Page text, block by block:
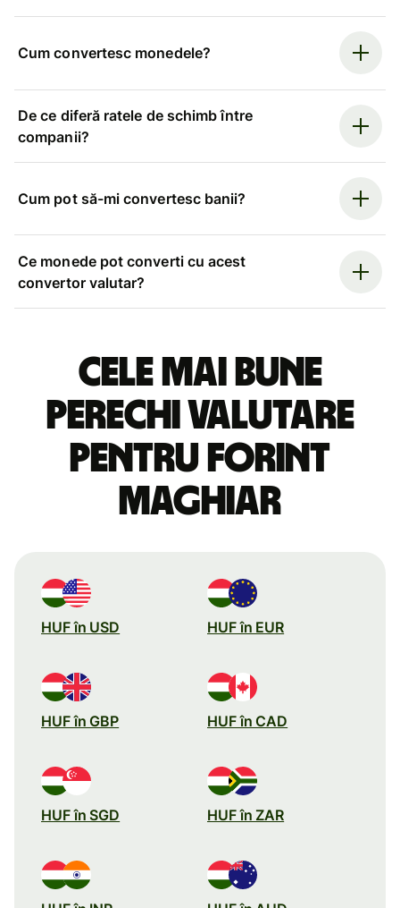
Cum convertesc monedele?
De ce diferă ratele de schimb între
companii?
Cum pot să-mi convertesc banii?
Ce monede pot converti cu acest
convertor valutar?
Cele mai bune
perechi valutare
pentru forint
maghiar
HUF în USD HUF în EUR
HUF în GBP HUF în CAD
HUF în SGD HUF în ZAR